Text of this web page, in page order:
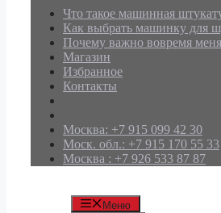
Что такое машинная
Как выбрать машинку для
Почему важно вовремя
Магазин
Избранное
Контакты
Москва: +7 915 099 42 30
Моск. обл.: +7 915 170 55 33
Москва : +7 926 533 87 87
Меню